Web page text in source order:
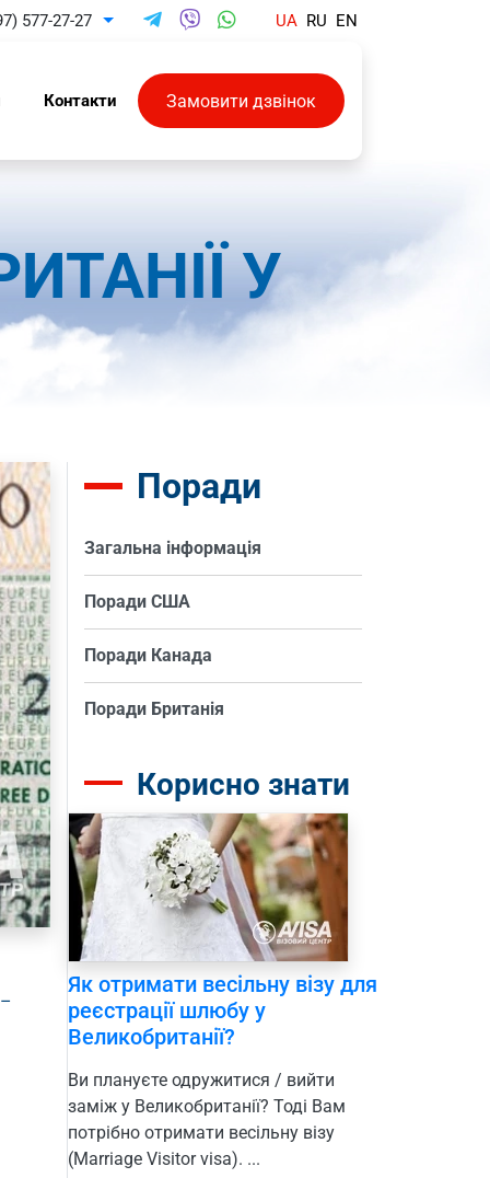
577-27-27 Toggle Dropdown UA RU EN
Контакти Замовити дзвінок
У
Поради
Загальна інформація
Поради США
Поради Канада
Поради Британія
Корисно знати
Як отримати весільну візу для
реєстрації шлюбу у
Великобританії?
Ви плануєте одружитися / вийти
заміж у Великобританії? Тоді Вам
потрібно отримати весільну візу
(Marriage Visitor visa). ...